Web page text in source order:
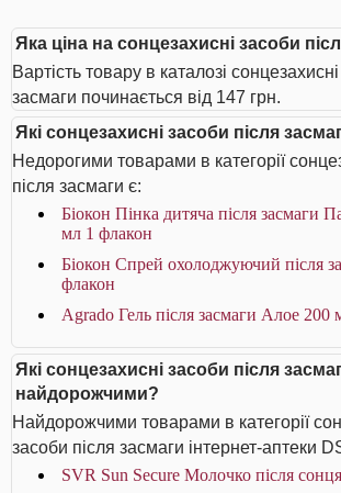
Яка ціна на сонцезахисні засоби
Вартість товару в каталозі
засмаги починається від 147 грн.
Які сонцезахисні засоби після
Недорогими товарами в категорії
після засмаги є:
Біокон Пінка дитяча після засмаги
мл 1 флакон
Біокон Спрей охолоджуючий після
флакон
Agrado Гель після засмаги Алое 200
Які сонцезахисні засоби після
найдорожчими?
Найдорожчими товарами в категорії
засоби після засмаги інтернет-аптеки
SVR Sun Secure Молочко після